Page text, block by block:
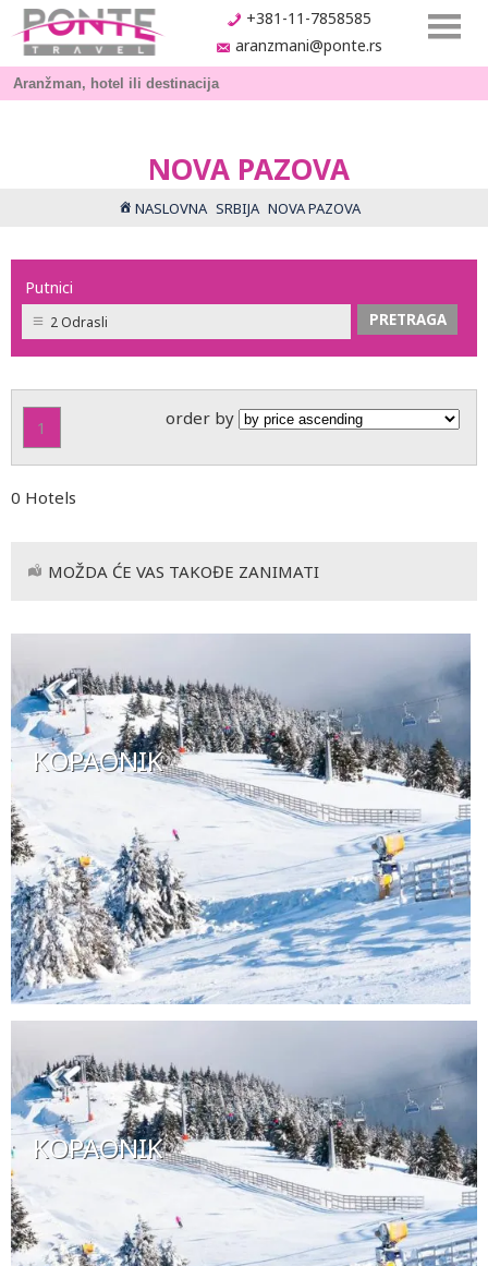
+381-11-7858585
aranzmani@ponte.rs
NOVA PAZOVA
NASLOVNA SRBIJA NOVA PAZOVA
Putnici
2 Odrasli
1 order by
0 Hotels
MOŽDA ĆE VAS TAKOĐE ZANIMATI
KOPAONIK
KOPAONIK